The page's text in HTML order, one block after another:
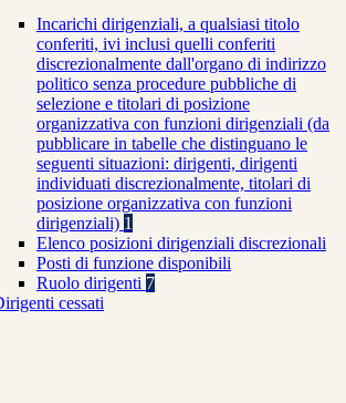
Incarichi dirigenziali, a qualsiasi titolo
conferiti, ivi inclusi quelli conferiti
discrezionalmente dall'organo di indirizzo
politico senza procedure pubbliche di
selezione e titolari di posizione
organizzativa con funzioni dirigenziali (da
pubblicare in tabelle che distinguano le
seguenti situazioni: dirigenti, dirigenti
individuati discrezionalmente, titolari di
posizione organizzativa con funzioni
dirigenziali) 1
Elenco posizioni dirigenziali discrezionali
Posti di funzione disponibili
Ruolo dirigenti 7
cessati